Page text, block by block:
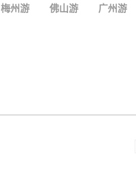
梅州游 佛山游
广州游